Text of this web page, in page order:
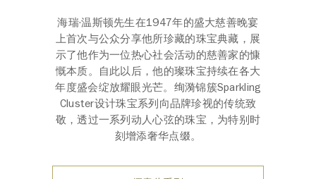
海瑞·温斯顿先生在1947年的盛大慈善晚宴
上首次与公众分享他所珍藏的珠宝典藏，展
示了他作为一位热心社会活动的慈善家的慷
慨本质。自此以后，他的璨珠宝持续在各大
年度盛会绽放耀眼光芒。绚漪锦簇Sparkling
Cluster设计珠宝系列向品牌珍视的传统致
敬，透过一系列动人心弦的珠宝，为特别时
刻增添奢华点缀。